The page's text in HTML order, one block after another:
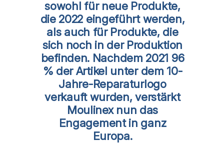
sowohl für neue Produkte,
die 2022 eingeführt werden,
als auch für Produkte, die
sich noch in der Produktion
befinden. Nachdem 2021 96
% der Artikel unter dem 10-
Jahre-Reparaturlogo
verkauft wurden, verstärkt
Moulinex nun das
Engagement in ganz
Europa.